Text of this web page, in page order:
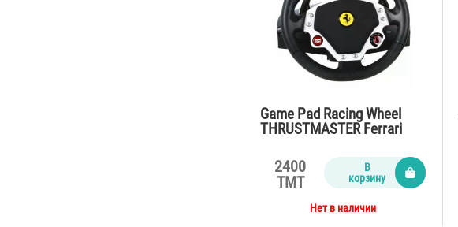
Game Pad Racing Wheel
THRUSTMASTER Ferrari
2400
TMT
В
корзину
Нет в наличии